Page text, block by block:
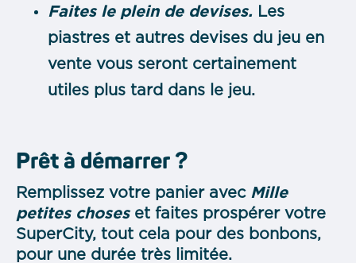
Faites le plein de devises. Les
piastres et autres devises du jeu en
vente vous seront certainement
utiles plus tard dans le jeu.
Prêt à démarrer ?
Remplissez votre panier avec Mille
petites choseset faites prospérer votre
SuperCity, tout cela pour des bonbons,
pour une durée très limitée.